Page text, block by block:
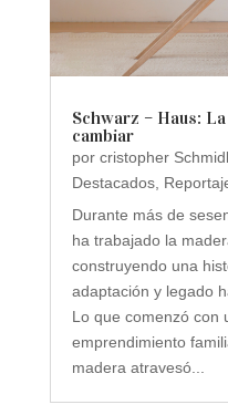
Schwarz – Haus:
cambiar
por cristopher
Destacados,
Durante más de
ha trabajado la
construyendo una
adaptación y legado
Lo que comenzó con
emprendimiento
madera atravesó...